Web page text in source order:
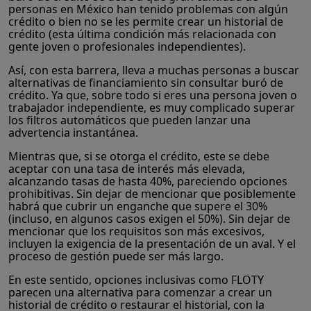
personas en México han tenido problemas con algún
crédito o bien no se les permite crear un historial de
crédito (esta última condición más relacionada con
gente joven o profesionales independientes).
Así, con esta barrera, lleva a muchas personas a buscar
alternativas de financiamiento sin consultar buró de
crédito. Ya que, sobre todo si eres una persona joven o
trabajador independiente, es muy complicado superar
los filtros automáticos que pueden lanzar una
advertencia instantánea.
Mientras que, si se otorga el crédito, este se debe
aceptar con una tasa de interés más elevada,
alcanzando tasas de hasta 40%, pareciendo opciones
prohibitivas. Sin dejar de mencionar que posiblemente
habrá que cubrir un enganche que supere el 30%
(incluso, en algunos casos exigen el 50%). Sin dejar de
mencionar que los requisitos son más excesivos,
incluyen la exigencia de la presentación de un aval. Y el
proceso de gestión puede ser más largo.
En este sentido, opciones inclusivas como FLOTY
parecen una alternativa para comenzar a crear un
historial de crédito o restaurar el historial, con la